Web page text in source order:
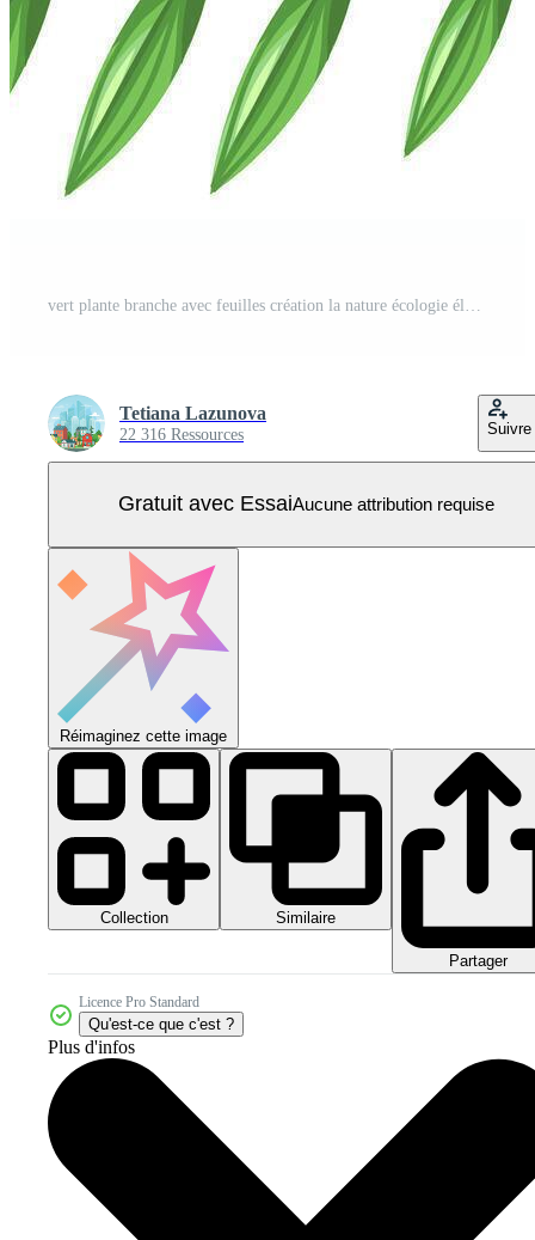
Tetiana Lazunova
22 316 Ressources Suivre
Gratuit avec EssaiAucune attribution requise
Réimaginez cette image
Collection Similaire
Partager
Licence Pro Standard
Qu'est-ce que c'est ?
Plus d'infos